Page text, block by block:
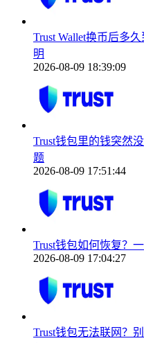
Trust Wallet换币后多
明
2026-08-09 18:39:09
Trust钱包里的钱突然
题
2026-08-09 17:51:44
Trust钱包如何恢复？
2026-08-09 17:04:27
Trust钱包无法联网？